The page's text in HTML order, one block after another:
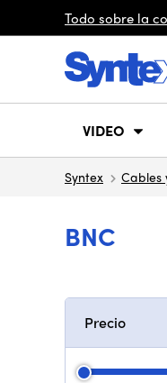
Todo sobre la
VIDEO
Syntex Cables
BNC
Precio